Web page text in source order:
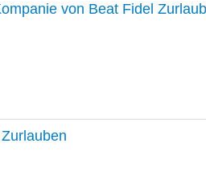
von Beat Fidel